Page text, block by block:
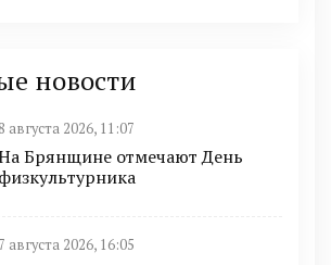
новости
8 августа 2026, 11:07
Брянщине отмечают День
физкультурника
7 августа 2026, 16:05